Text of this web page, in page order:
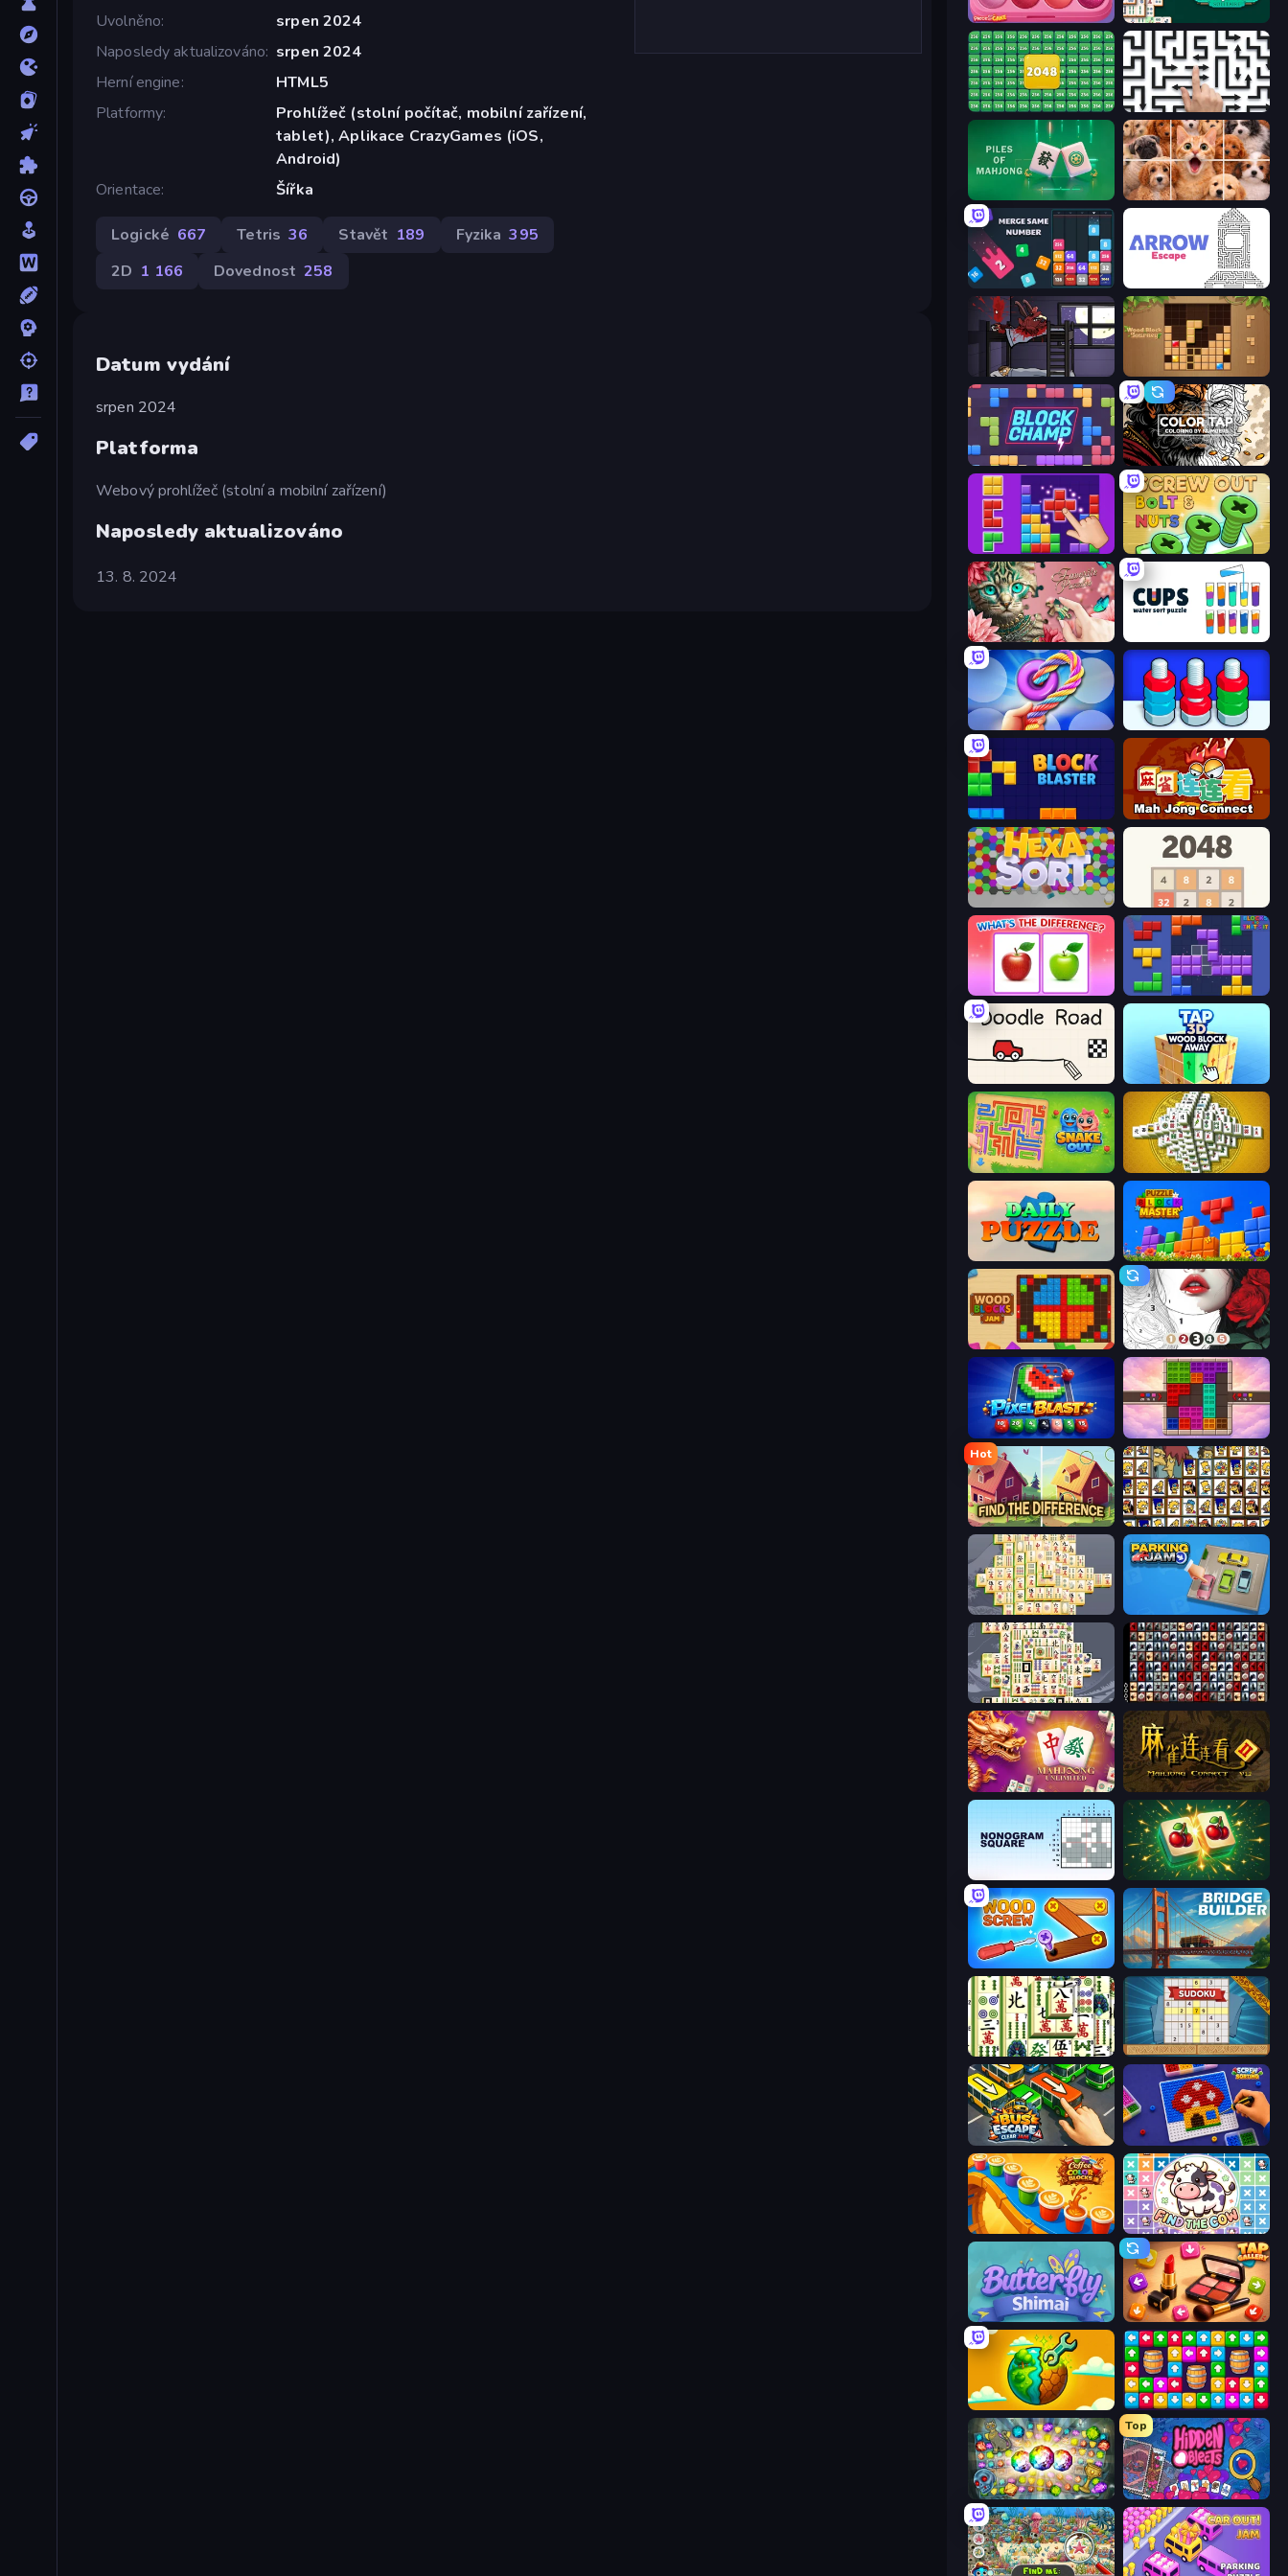
Uvolněno
srpen 2024
Naposledy aktualizováno srpen 2024
Herní engine
HTML5
Platformy
Prohlížeč (stolní počítač, mobilní zařízení,
tablet), Aplikace CrazyGames (iOS,
Android)
Orientace
Šířka
Logické 667 Tetris 36 Stavět 189 Fyzika 395
2D 1 166 Dovednost 258
Datum vydání
srpen 2024
Platforma
Webový prohlížeč (stolní a mobilní zařízení)
Naposledy aktualizováno
13. 8. 2024
Piece of Cake: Merge and Bake Mahjongg Solitaire
2048 Merge Blocks Arrow Escape: Puzzle
Piles of Mahjong Jigpic Solitaire
Drop & Merge the Numbers Arrow Escape
The Visitor Wood Block Journey
Block Champ Color Tap: Coloring by Numbers
BlockBuster Puzzle Screw Out: Bolts and Nuts
Favorite Puzzles Cups - Water Sort Puzzle
Twisted Tangle
Block Blaster Mahjong Connect (Legacy)
2048
What's The Difference? Blocks and that’s it
Snake Out: Maze Escape Mahjong Tower
Puzzle Block Master
Wood Blocks Jam Numicolor
Pixel Blast Color Cube Puzzle
Hot
Find The Difference Tiles of the Simpsons
Mahjong Online
Mahjong Titans War Mahjong
Mahjong Unlimited Mahjong Connect 2 (Legacy)
Mahjong Puzzle: Tile Match
Wood Screw: Bolts Puzzle Bridge Builder
Mahjong Shanghai Sudoku Online
Bus Escape: Clear Jam Screw Sorting
Coffee Color Blocks Find The Cow
Butterfly Shimai Tap Gallery
Land Explorers: Merge & Build Tap Away Story
Forgotten Treasure 2
Top
Hidden Objects